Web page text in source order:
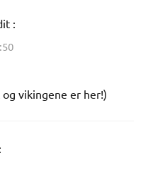
:
og vikingene er her!)